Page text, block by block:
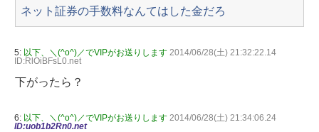
ネット証券の手数料なんてはした金だろ
5: 以下、＼(^o^)／でVIPがお送りします 2014/06/28(土) 21:32:22.14
ID:RlOiBFsL0.net
下がったら？
6: 以下、＼(^o^)／でVIPがお送りします 2014/06/28(土) 21:34:06.24
ID:uob1b2Rn0.net